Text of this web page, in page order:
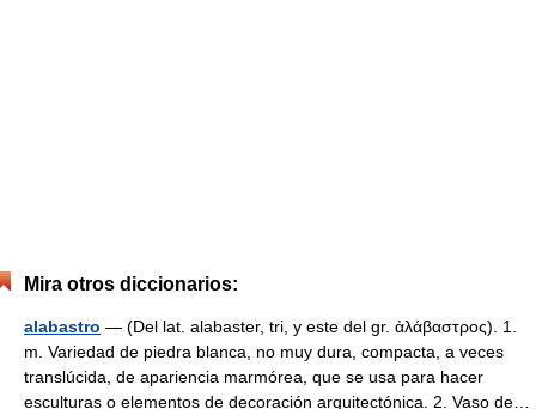
Mira otros diccionarios:
alabastro — (Del lat. alabaster, tri, y este del gr. ἀλάβαστρος). 1.
m. Variedad de piedra blanca, no muy dura, compacta, a veces
translúcida, de apariencia marmórea, que se usa para hacer
esculturas o elementos de decoración arquitectónica. 2. Vaso de…